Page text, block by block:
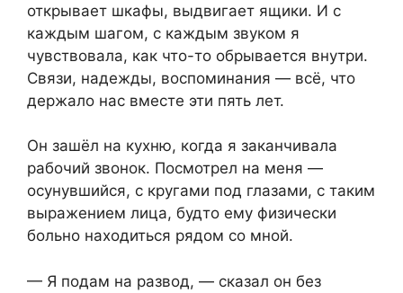
открывает шкафы, выдвигает ящики. И с
каждым шагом, с каждым звуком я
чувствовала, как что-то обрывается внутри.
Связи, надежды, воспоминания — всё, что
держало нас вместе эти пять лет.
Он зашёл на кухню, когда я заканчивала
рабочий звонок. Посмотрел на меня —
осунувшийся, с кругами под глазами, с таким
выражением лица, будто ему физически
больно находиться рядом со мной.
— Я подам на развод, — сказал он без